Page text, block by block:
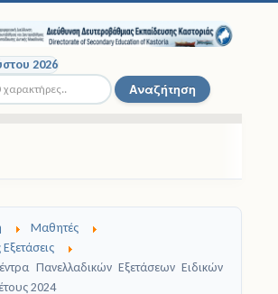
2026
Αναζήτηση
Μαθητές
Πανελλαδικών Εξετάσεων Ειδικών
2024